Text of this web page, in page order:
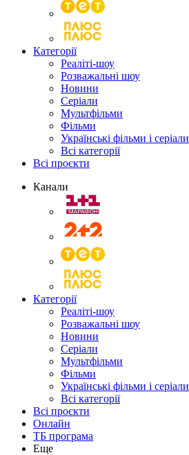
Категорії
Реаліті-шоу
Розважальні шоу
Новини
Серіали
Мультфільми
Фільми
Українські фільми і серіали
Всі категорії
Всі проєкти
Канали
Категорії
Реаліті-шоу
Розважальні шоу
Новини
Серіали
Мультфільми
Фільми
Українські фільми і серіали
Всі категорії
Всі проєкти
Онлайн
ТБ програма
Еще